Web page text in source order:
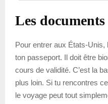
Les
Pour entrer aux États-
ton passeport. Il doit être
cours de validité. C’est la
plus loin. Si tu rencontres
le voyage peut tout